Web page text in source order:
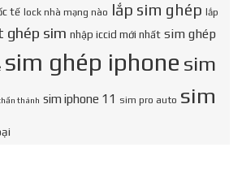
tế lock nhà mạng nào lắp sim ghép lắp
ghép sim nhập iccid mới nhất sim ghép
sim ghép iphone sim
thánh sim iphone 11 sim pro auto sim